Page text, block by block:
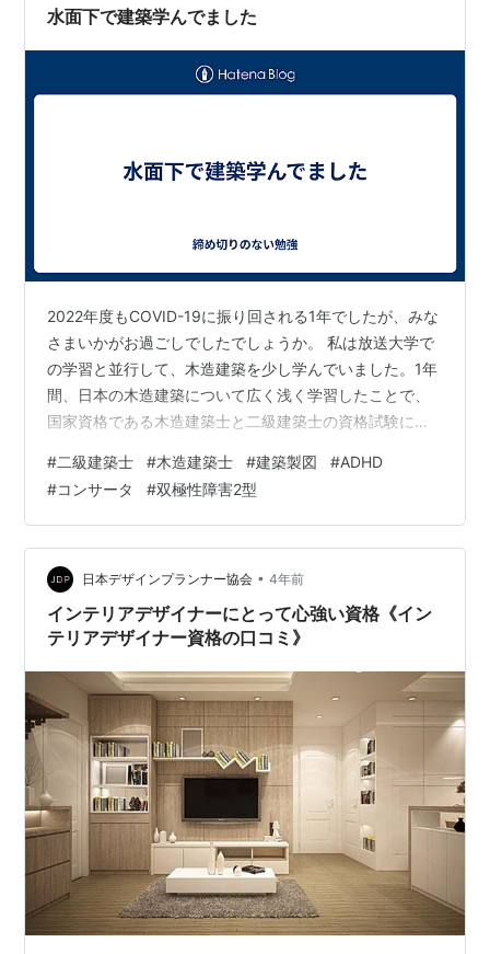
水面下で建築学んでました
2022年度もCOVID-19に振り回される1年でしたが、みな
さまいかがお過ごしでしたでしょうか。 私は放送大学で
の学習と並行して、木造建築を少し学んでいました。1年
間、日本の木造建築について広く浅く学習したことで、
国家資格である木造建築士と二級建築士の資格試験に興
士の資格といえば一級、二級建築士が一般に知られてい
ると思います。 この度、木造建築士という資格を知り、
興味が湧いたため、二級建築士と併願となったわけです
が、皆さんはこの木造建築士の資格をご存知でしたでし
ょうか。資格試験対策専門学校や建築業界では、とかく
木造建築士資格はその価値が矮小…
#二級建築士 #木造建築士 #建築製図 #ADHD
#コンサータ #双極性障害2型
日本デザインプランナー協会 • 4年前
インテリアデザイナーにとって心強い資格《イン
テリアデザイナー資格の口コミ》